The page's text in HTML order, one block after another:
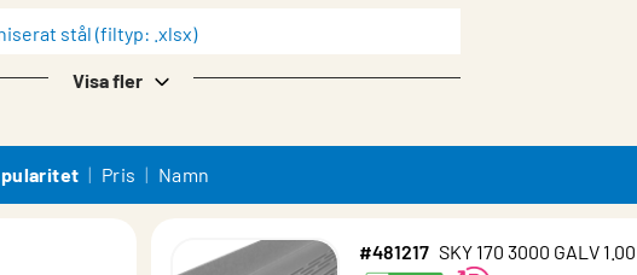
stål (filtyp: .xlsx)
Visa fler
Pris Namn
#481217 SKY 170 3000 GALV 1.00